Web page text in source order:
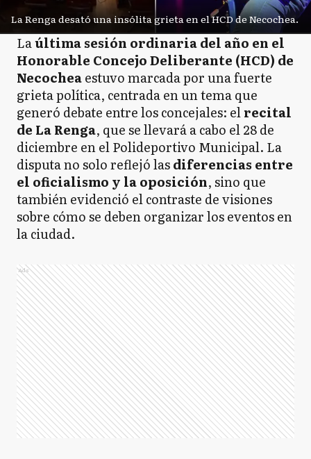
La Renga desató una insólita grieta en el HCD de Necochea.
Laúltima sesión ordinaria del año en el
Honorable Concejo Deliberante (HCD) de
Necocheaestuvo marcada por una fuerte
grieta política, centrada en un tema que
generó debate entre los concejales: elrecital
de La Renga, que se llevará a cabo el 28 de
diciembre en el Polideportivo Municipal. La
disputa no solo reflejó lasdiferencias entre
el oficialismo y la oposición, sino que
también evidenció el contraste de visiones
sobre cómo se deben organizar los eventos en
la ciudad.
Ads